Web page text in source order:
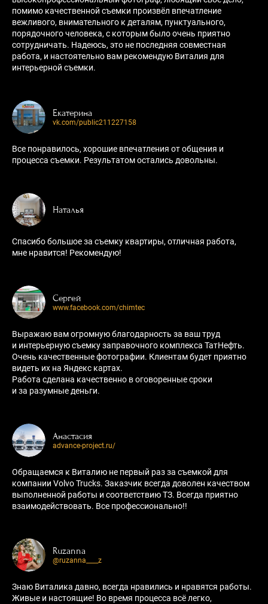
помимо качественной съемки произвёл впечатление
вежливого, внимательного к деталям, пунктуального,
порядочного человека, с которым было очень приятно
сотрудничать. Надеюсь, это не последняя совместная
работа, и настоятельно вам рекомендую Виталия для
интерьерной съемки.
Екатерина
vk.com/public211227158
Все понравилось, хорошие впечатления от общения и
процесса съемки. Результатом остались довольны.
Наталья
Спасибо большое за съемку квартиры, отличная работа,
мне нравится! Рекомендую!
Сергей
www.facebook.com/chimtec
Выражаю вам огромную благодарность за ваш труд
и интерьерную съемку заправочного комплекса ТатНефть.
Очень качественные фотографии. Клиентам будет приятно
видеть их на Яндекс картах.
Работа сделана качественно в оговоренные сроки
и за разумные деньги.
Анастасия
advance-project.ru/
Обращаемся к Виталию не первый раз за съемкой для
компании Volvo Trucks. Заказчик всегда доволен качеством
выполненной работы и соответствию ТЗ. Всегда приятно
взаимодействовать. Все профессионально!!
Ruzanna
@ruzanna____z
Знаю Виталика давно, всегда нравились и нравятся работы.
Живые и настоящие! Во время процесса всё легко,